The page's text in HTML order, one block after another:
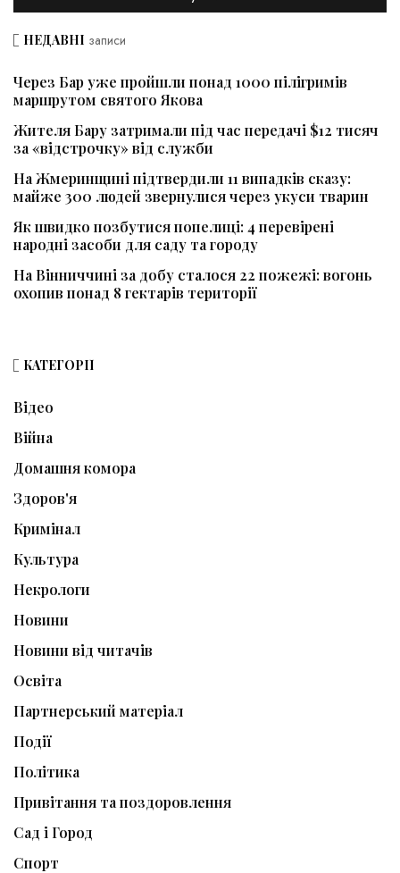
НЕДАВНІ записи
Через Бар уже пройшли понад 1000 пілігримів
маршрутом святого Якова
Жителя Бару затримали під час передачі $12 тисяч
за «відстрочку» від служби
На Жмеринщині підтвердили 11 випадків сказу:
майже 300 людей звернулися через укуси тварин
Як швидко позбутися попелиці: 4 перевірені
народні засоби для саду та городу
На Вінниччині за добу сталося 22 пожежі: вогонь
охопив понад 8 гектарів території
КАТЕГОРІЇ
Відео
Війна
Домашня комора
Здоров'я
Кримінал
Культура
Некрологи
Новини
Новини від читачів
Освіта
Партнерський матеріал
Події
Політика
Привітання та поздоровлення
Сад і Город
Спорт